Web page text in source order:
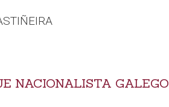
NACIONALISTA GALEGO